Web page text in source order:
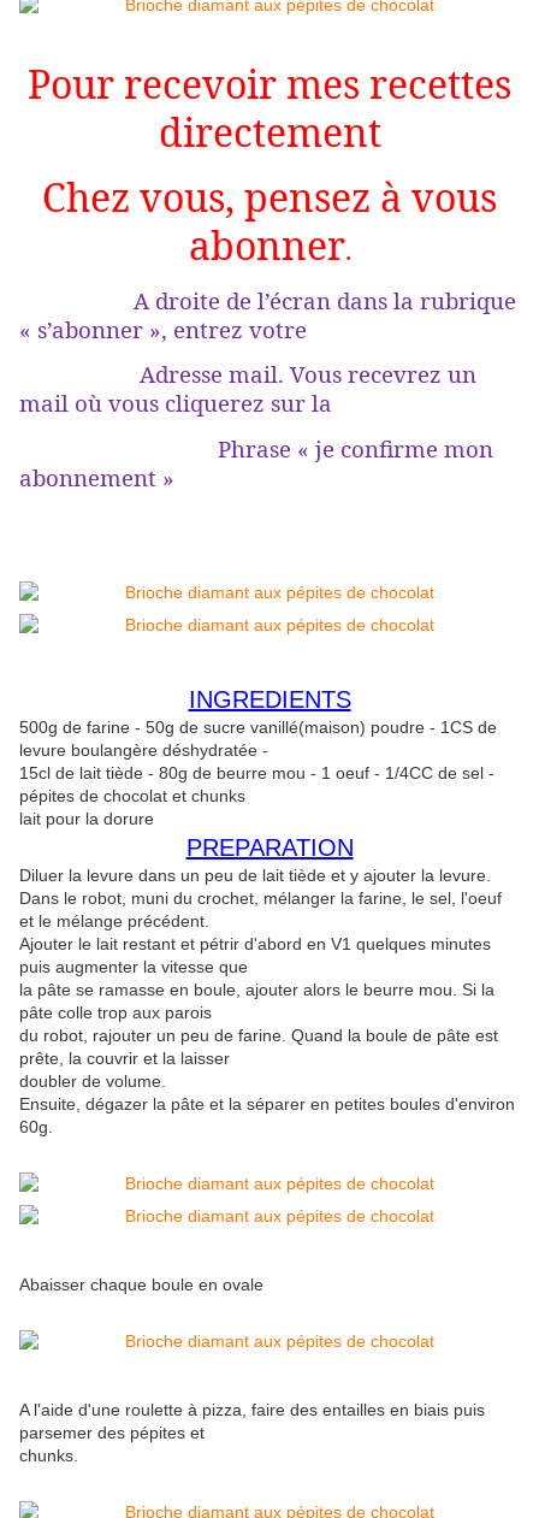
Pour recevoir mes recettes
directement
Chez vous, pensez à vous
abonner.
A droite de l’écran dans la rubrique
« s’abonner », entrez votre
Adresse mail. Vous recevrez un
mail où vous cliquerez sur la
Phrase « je confirme mon
abonnement »
INGREDIENTS
500g de farine - 50g de sucre vanillé(maison) poudre - 1CS de
levure boulangère déshydratée -
15cl de lait tiède - 80g de beurre mou - 1 oeuf - 1/4CC de sel -
pépites de chocolat et chunks
lait pour la dorure
PREPARATION
Diluer la levure dans un peu de lait tiède et y ajouter la levure.
Dans le robot, muni du crochet, mélanger la farine, le sel, l'oeuf
et le mélange précédent.
Ajouter le lait restant et pétrir d'abord en V1 quelques minutes
puis augmenter la vitesse que
la pâte se ramasse en boule, ajouter alors le beurre mou. Si la
pâte colle trop aux parois
du robot, rajouter un peu de farine. Quand la boule de pâte est
prête, la couvrir et la laisser
doubler de volume.
Ensuite, dégazer la pâte et la séparer en petites boules d'environ
60g.
Abaisser chaque boule en ovale
A l'aide d'une roulette à pizza, faire des entailles en biais puis
parsemer des pépites et
chunks.